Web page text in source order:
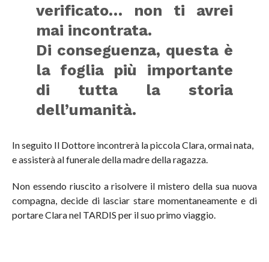
verificato… non ti avrei
mai incontrata.
Di conseguenza, questa è
la foglia più importante
di tutta la storia
dell’umanità.
In seguito Il Dottore incontrerà la piccola Clara, ormai nata,
e assisterà al funerale della madre della ragazza.
Non essendo riuscito a risolvere il mistero della sua nuova
compagna, decide di lasciar stare momentaneamente e di
portare Clara nel TARDIS per il suo primo viaggio.